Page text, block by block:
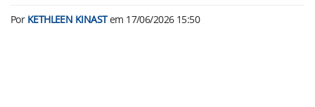
Por KETHLEEN KINASTem 17/06/2026 15:50